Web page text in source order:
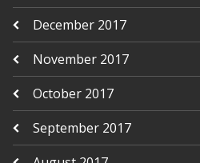
December 2017
November 2017
October 2017
September 2017